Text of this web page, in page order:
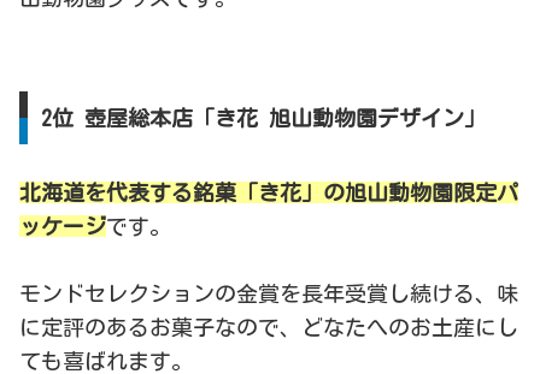
2位 壺屋総本店「き花 旭山動物園デザイン」
北海道を代表する銘菓「き花」の旭山動物園限定パ
ッケージです。
モンドセレクションの金賞を長年受賞し続ける、味
に定評のあるお菓子なので、どなたへのお土産にし
ても喜ばれます。